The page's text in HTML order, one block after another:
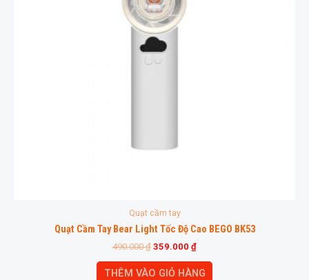
Quạt cầm tay
Quạt Cầm Tay Bear Light Tốc Độ Cao BEGO BK53
490.000₫ 359.000 ₫
THÊM VÀO GIỎ HÀNG